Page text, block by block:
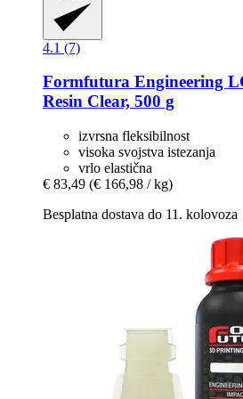
4.1 (7)
Formfutura Engineering
Resin Clear, 500 g
izvrsna fleksibilnost
visoka svojstva istezanja
vrlo elastična
€ 83,49 (€ 166,98 / kg)
Besplatna dostava do 11. kolovoza